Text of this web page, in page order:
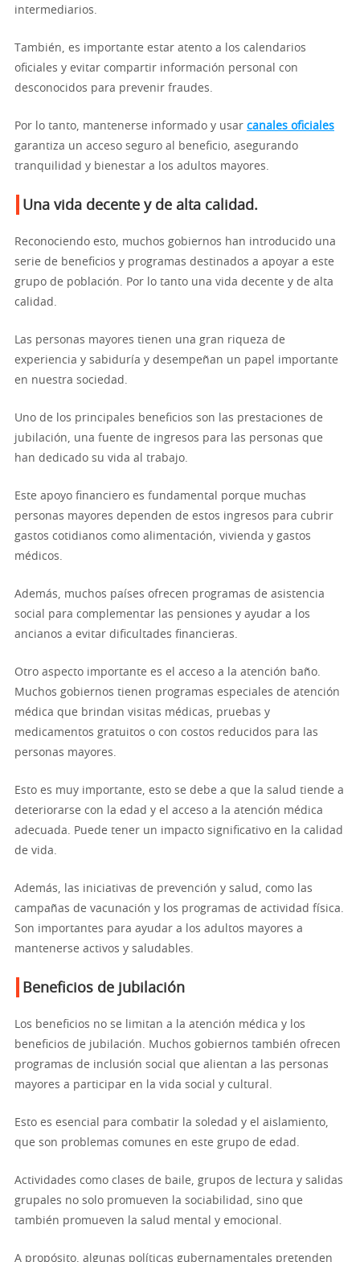
intermediarios.
También, es importante estar atento a los calendarios
oficiales y evitar compartir información personal con
desconocidos para prevenir fraudes.
Por lo tanto, mantenerse informado y usar canales oficiales
garantiza un acceso seguro al beneficio, asegurando
tranquilidad y bienestar a los adultos mayores.
Una vida decente y de alta calidad.
Reconociendo esto, muchos gobiernos han introducido una
serie de beneficios y programas destinados a apoyar a este
grupo de población. Por lo tanto una vida decente y de alta
calidad.
Las personas mayores tienen una gran riqueza de
experiencia y sabiduría y desempeñan un papel importante
en nuestra sociedad.
Uno de los principales beneficios son las prestaciones de
jubilación, una fuente de ingresos para las personas que
han dedicado su vida al trabajo.
Este apoyo financiero es fundamental porque muchas
personas mayores dependen de estos ingresos para cubrir
gastos cotidianos como alimentación, vivienda y gastos
médicos.
Además, muchos países ofrecen programas de asistencia
social para complementar las pensiones y ayudar a los
ancianos a evitar dificultades financieras.
Otro aspecto importante es el acceso a la atención baño.
Muchos gobiernos tienen programas especiales de atención
médica que brindan visitas médicas, pruebas y
medicamentos gratuitos o con costos reducidos para las
personas mayores.
Esto es muy importante, esto se debe a que la salud tiende a
deteriorarse con la edad y el acceso a la atención médica
adecuada. Puede tener un impacto significativo en la calidad
de vida.
Además, las iniciativas de prevención y salud, como las
campañas de vacunación y los programas de actividad física.
Son importantes para ayudar a los adultos mayores a
mantenerse activos y saludables.
Beneficios de jubilación
Los beneficios no se limitan a la atención médica y los
beneficios de jubilación. Muchos gobiernos también ofrecen
programas de inclusión social que alientan a las personas
mayores a participar en la vida social y cultural.
Esto es esencial para combatir la soledad y el aislamiento,
que son problemas comunes en este grupo de edad.
Actividades como clases de baile, grupos de lectura y salidas
grupales no solo promueven la sociabilidad, sino que
también promueven la salud mental y emocional.
A propósito, algunas políticas gubernamentales pretenden